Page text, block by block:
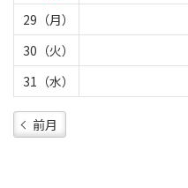
29（月）
30（火）
31（水）
前月